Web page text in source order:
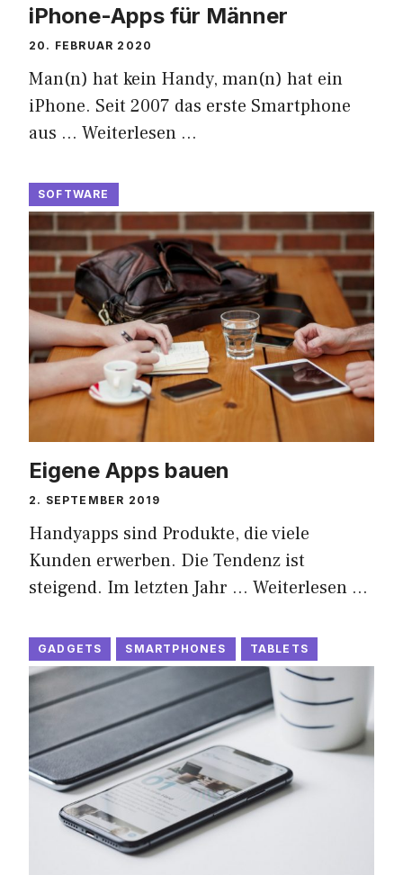
iPhone-Apps für Männer
20. FEBRUAR 2020
Man(n) hat kein Handy, man(n) hat ein
iPhone. Seit 2007 das erste Smartphone
aus … Weiterlesen …
SOFTWARE
Eigene Apps bauen
2. SEPTEMBER 2019
Handyapps sind Produkte, die viele
Kunden erwerben. Die Tendenz ist
steigend. Im letzten Jahr … Weiterlesen …
GADGETS SMARTPHONES TABLETS